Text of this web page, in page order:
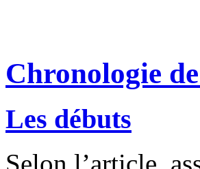
Chronologie
Les débuts